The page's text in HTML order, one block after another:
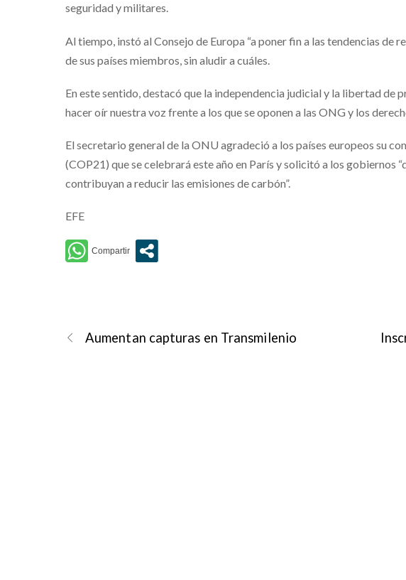
seguridad y militares.
Al tiempo, instó al Consejo de Europa “a poner fin a las tendencias de
de sus países miembros, sin aludir a cuáles.
En este sentido, destacó que la independencia judicial y la libertad de
hacer oír nuestra voz frente a los que se oponen a las ONG y los
El secretario general de la ONU agradeció a los países europeos su
(COP21) que se celebrará este año en París y solicitó a los gobiernos
contribuyan a reducir las emisiones de carbón”.
EFE
Aumentan capturas en Transmilenio